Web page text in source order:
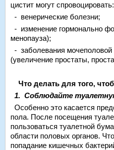
цистит могут спровоцировать:
- венерические болезни;
- изменение гормонально
менопауза);
- заболевания
(увеличение простаты,
Что делать для того,
1. Соблюдайте
Особенно это касается
пола. После посещения
пользоваться туалетной
области половых органов.
попадание кишечных